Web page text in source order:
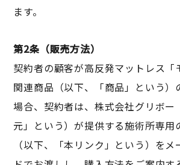
ます。
第2条（販売方法）
契約者の顧客が高反発マットレス「
関連商品（以下、「商品」という）
場合、契約者は、株式会社グリボー
元」という）が提供する施術所専用
（以下、「本リンク」という）をメ